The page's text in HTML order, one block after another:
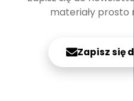
materiały prosto
Zapisz się